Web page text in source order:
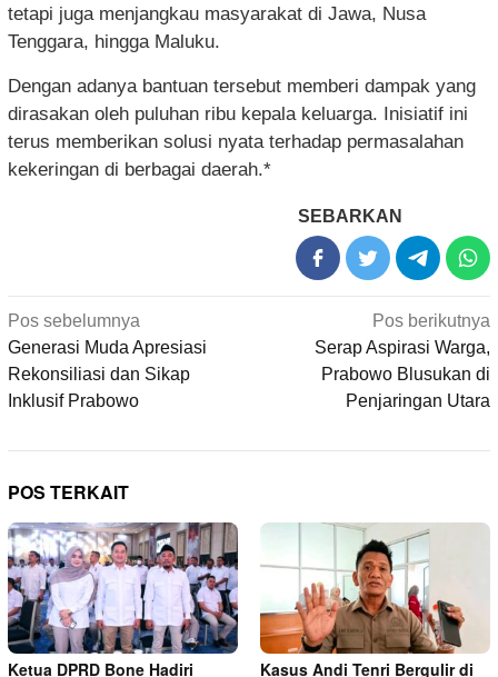
tetapi juga menjangkau masyarakat di Jawa, Nusa
Tenggara, hingga Maluku.
Dengan adanya bantuan tersebut memberi dampak yang
dirasakan oleh puluhan ribu kepala keluarga. Inisiatif ini
terus memberikan solusi nyata terhadap permasalahan
kekeringan di berbagai daerah.*
SEBARKAN
Navigasi
pos
Pos sebelumnya
Generasi Muda Apresiasi
Rekonsiliasi dan Sikap
Inklusif Prabowo
Pos berikutnya
Serap Aspirasi Warga,
Prabowo Blusukan di
Penjaringan Utara
POS TERKAIT
Ketua DPRD Bone Hadiri Kasus Andi Tenri Bergulir di